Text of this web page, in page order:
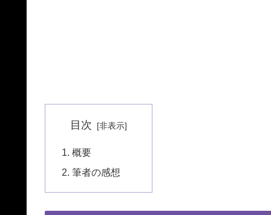
目次
概要
筆者の感想